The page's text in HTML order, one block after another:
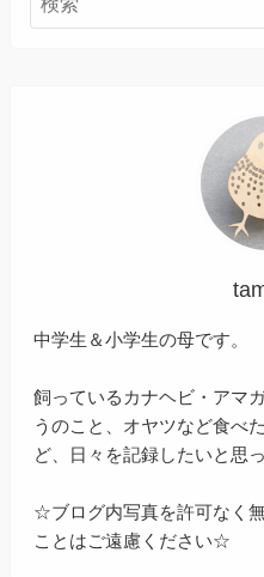
中学生＆小学生の母です。
飼っているカナヘビ・アマ
うのこと、オヤツなど食べ
ど、日々を記録したいと思
☆ブログ内写真を許可なく
ことはご遠慮ください☆